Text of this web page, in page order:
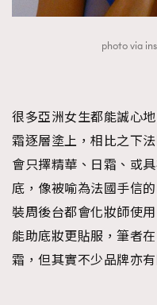
photo via
很多亞洲女生都能誠心
霜逐層塗上，相比之下
會只擇精華、日霜、或
底，像被喻為法國手信
裝周後台都會化妝師使
能助底妝更貼服，筆者
霜，但其實不少品牌亦